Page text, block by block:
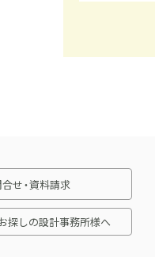
せ・資料請求
探しの設計事務所様へ